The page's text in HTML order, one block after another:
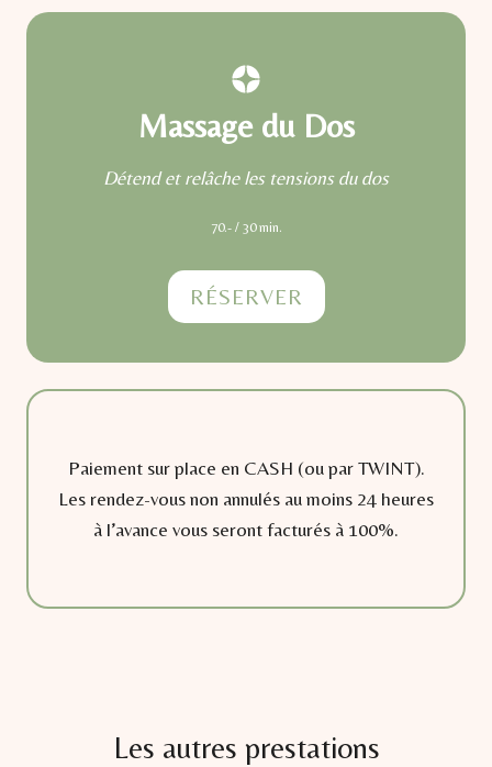
Massage du Dos
Détend et relâche les tensions du dos
70.- / 30 min.
RÉSERVER
Paiement sur place en CASH (ou par TWINT).
Les rendez-vous non annulés au moins 24 heures
à l’avance vous seront facturés à 100%.
Les autres prestations